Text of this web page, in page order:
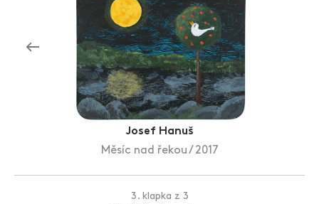
Aktuality
Zlín Film Festival
Josef Hanuš
Měsíc nad řekou / 2017
3. klapka z 3